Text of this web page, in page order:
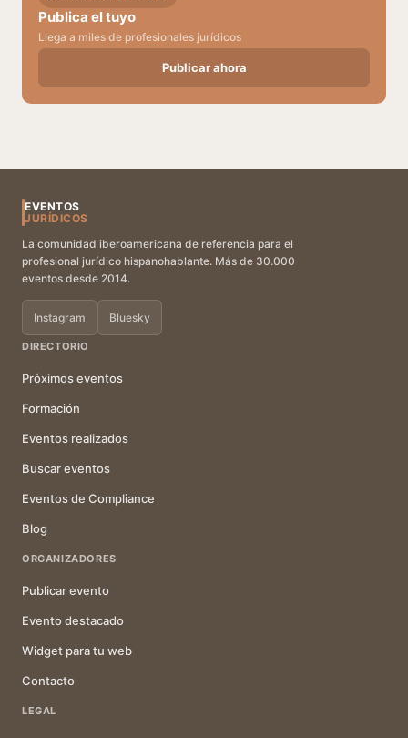
Publica el tuyo
Llega a miles de profesionales jurídicos
Publicar ahora
EVENTOS
JURÍDICOS
La comunidad iberoamericana de referencia para el
profesional jurídico hispanohablante. Más de 30.000
eventos desde 2014.
Instagram Bluesky
DIRECTORIO
Próximos eventos
Formación
Eventos realizados
Buscar eventos
Eventos de Compliance
Blog
ORGANIZADORES
Publicar evento
Evento destacado
Widget para tu web
Contacto
LEGAL